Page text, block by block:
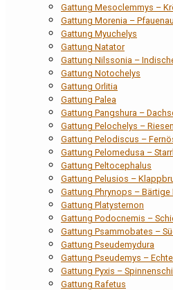
Gattung Mesoclemmys –
Gattung Morenia –
Gattung Myuchelys
Gattung Natator
Gattung Nilssonia –
Gattung Notochelys
Gattung Orlitia
Gattung Palea
Gattung Pangshura –
Gattung Pelochelys –
Gattung Pelodiscus –
Gattung Pelomedusa –
Gattung Peltocephalus
Gattung Pelusios –
Gattung Phrynops –
Gattung Platysternon
Gattung Podocnemis –
Gattung Psammobates –
Gattung Pseudemydura
Gattung Pseudemys –
Gattung Pyxis –
Gattung Rafetus